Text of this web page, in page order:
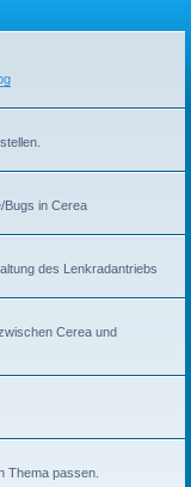
Bugs in Cerea
des Lenkradantriebs
Cerea und
Thema passen.